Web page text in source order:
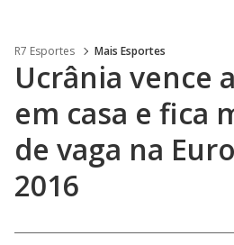
R7 Esportes Mais Esportes
Ucrânia vence
em casa e fica
de vaga na
2016